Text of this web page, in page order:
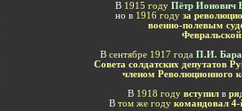
В 1915 году Пётр Ионович
но в 1916 году за
военно-полевым
В сентябре 1917 года П.И.
Совета солдатских депутатов
членом Революционного
В 1918 году вступил в
В том же годукомандовал 4-